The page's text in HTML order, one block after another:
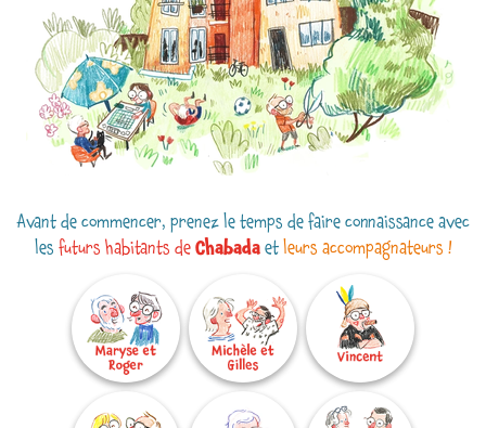
Avant de commencer, prenez le temps de faire connaissance avec
lesfuturs habitants deChabadaetleurs accompagnateurs !